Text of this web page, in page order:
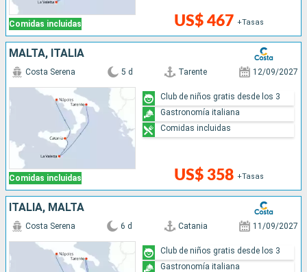
Comidas incluidas US$ 467 +Tasas
MALTA, ITALIA
Comidas incluidas
Costa Serena 5 d Tarente 12/09/2027
US$ 358 +Tasas
Club de niños gratis desde los 3
Gastronomía italiana
Comidas incluidas
ITALIA, MALTA
Costa Serena 6 d Catania 11/09/2027
Club de niños gratis desde los 3
Gastronomía italiana